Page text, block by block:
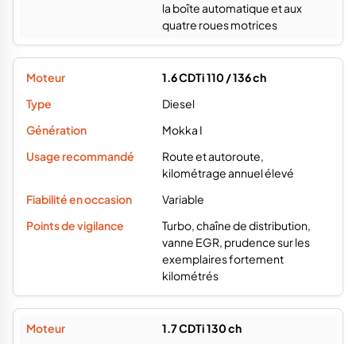
la boîte automatique et aux
quatre roues motrices
1.6 CDTi 110 / 136 ch
Diesel
Mokka I
Route et autoroute,
kilométrage annuel élevé
Variable
Turbo, chaîne de distribution,
vanne EGR, prudence sur les
exemplaires fortement
kilométrés
1.7 CDTi 130 ch